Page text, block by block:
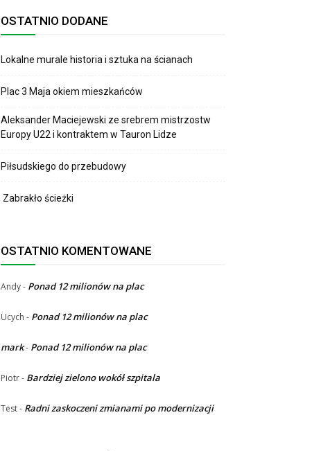
OSTATNIO DODANE
Lokalne murale historia i sztuka na ścianach
Plac 3 Maja okiem mieszkańców
Aleksander Maciejewski ze srebrem mistrzostw
Europy U22 i kontraktem w Tauron Lidze
Piłsudskiego do przebudowy
Zabrakło ścieżki
OSTATNIO KOMENTOWANE
Andy- Ponad 12 milionów na plac
Ucych - Ponad 12 milionów na plac
mark- Ponad 12 milionów na plac
Piotr- Bardziej zielono wokół szpitala
Test- Radni zaskoczeni zmianami po modernizacji